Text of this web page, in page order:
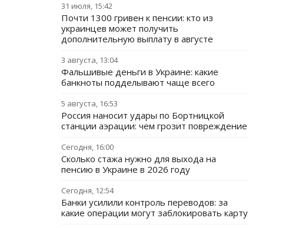
31 июля, 15:42
Почти 1300 гривен к пенсии: кто из
украинцев может получить
дополнительную выплату в августе
3 августа, 13:04
Фальшивые деньги в Украине: какие
банкноты подделывают чаще всего
5 августа, 16:53
Россия наносит удары по Бортницкой
станции аэрации: чем грозит повреждение
Сегодня, 16:00
Сколько стажа нужно для выхода на
пенсию в Украине в 2026 году
Сегодня, 12:54
Банки усилили контроль переводов: за
какие операции могут заблокировать карту